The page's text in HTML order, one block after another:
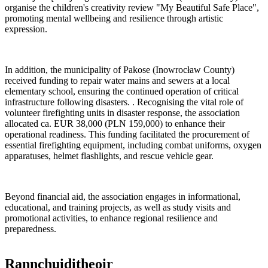
organise the children's creativity review "My Beautiful Safe Place",
promoting mental wellbeing and resilience through artistic
expression.
In addition, the municipality of Pakose (Inowrocław County)
received funding to repair water mains and sewers at a local
elementary school, ensuring the continued operation of critical
infrastructure following disasters. . Recognising the vital role of
volunteer firefighting units in disaster response, the association
allocated ca. EUR 38,000 (PLN 159,000) to enhance their
operational readiness. This funding facilitated the procurement of
essential firefighting equipment, including combat uniforms, oxygen
apparatuses, helmet flashlights, and rescue vehicle gear.
Beyond financial aid, the association engages in informational,
educational, and training projects, as well as study visits and
promotional activities, to enhance regional resilience and
preparedness.
Rannchuiditheoir